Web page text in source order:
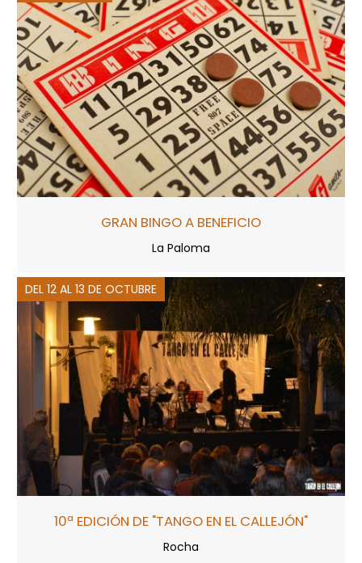
GRAN BINGO A BENEFICIO
La Paloma
DEL 12 AL 13 DE OCTUBRE
10ª EDICIÓN DE "TANGO EN EL CALLEJÓN"
Rocha